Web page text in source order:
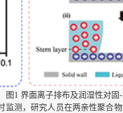
图 1 界面离子排布及润湿性对固
测，研究人员在两亲性聚合